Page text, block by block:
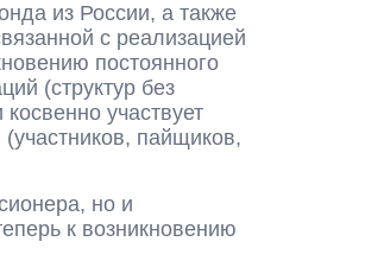
из России, а также
с реализацией
постоянного
(структур без
участвует
пайщиков,
но и
к возникновению